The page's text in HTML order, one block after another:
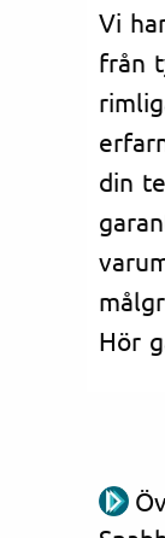
Vi
från
din
Hör